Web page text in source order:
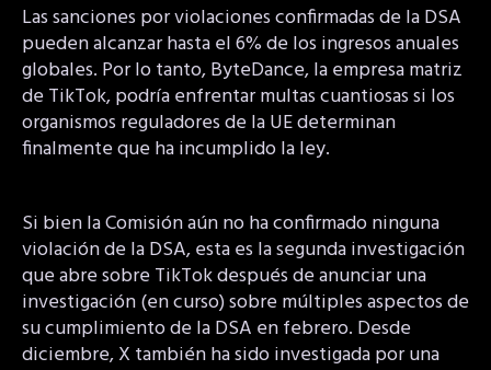
Las sanciones por violaciones confirmadas de la DSA
pueden alcanzar hasta el 6% de los ingresos anuales
globales. Por lo tanto, ByteDance, la empresa matriz
de TikTok, podría enfrentar multas cuantiosas si los
organismos reguladores de la UE determinan
finalmente que ha incumplido la ley.
Si bien la Comisión aún no ha confirmado ninguna
violación de la DSA, esta es la segunda investigación
que abre sobre TikTok después de anunciar una
investigación (en curso) sobre múltiples aspectos de
su cumplimiento de la DSA en febrero. Desde
diciembre, X también ha sido investigada por una